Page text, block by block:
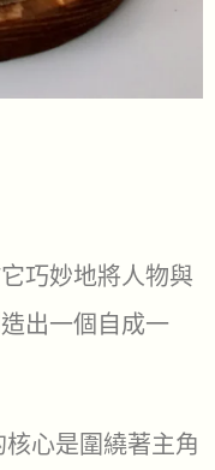
巧妙地將人物與
出一個自成一
核心是圍繞著主角